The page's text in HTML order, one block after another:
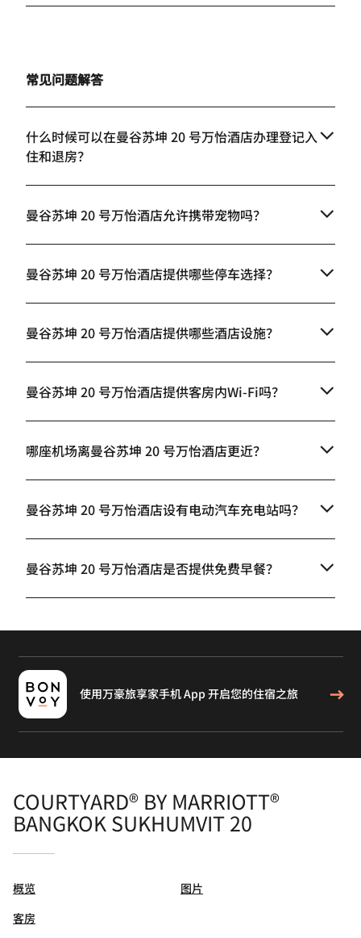
常见问题解答
什么时候可以在曼谷苏坤 20 号万怡酒店办理登记入
住和退房？
曼谷苏坤 20 号万怡酒店允许携带宠物吗？
曼谷苏坤 20 号万怡酒店提供哪些停车选择？
曼谷苏坤 20 号万怡酒店提供哪些酒店设施？
曼谷苏坤 20 号万怡酒店提供客房内Wi-Fi吗？
哪座机场离曼谷苏坤 20 号万怡酒店更近？
曼谷苏坤 20 号万怡酒店设有电动汽车充电站吗？
曼谷苏坤 20 号万怡酒店是否提供免费早餐？
使用万豪旅享家手机 App 开启您的住宿之旅
COURTYARD® BY MARRIOTT®
BANGKOK SUKHUMVIT 20
概览
客房
图片